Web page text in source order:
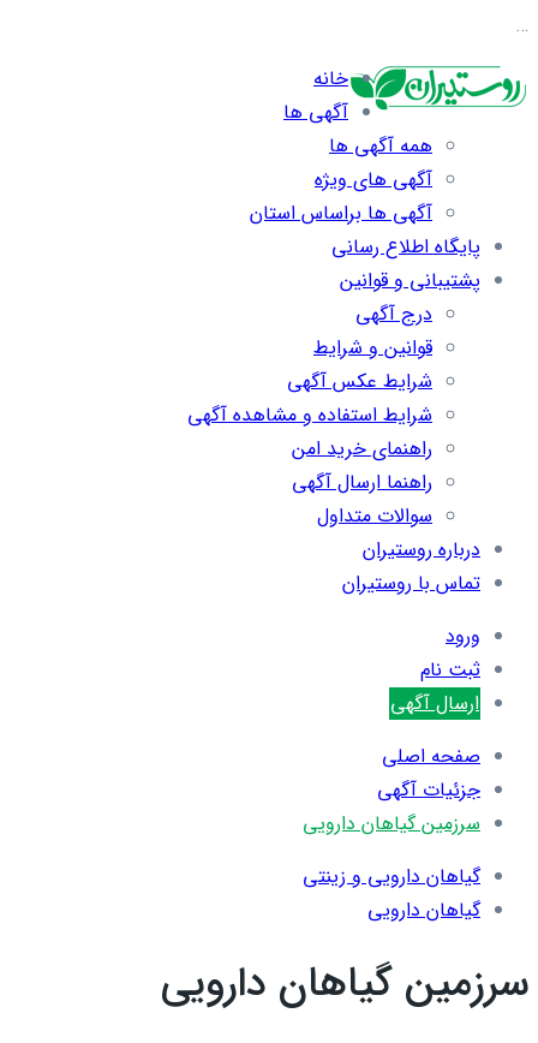
…
خانه
آگهی ها
همه آگهی ها
آگهی های ویژه
آگهی ها براساس استان
پایگاه اطلاع رسانی
پشتیبانی و قوانین
درج آگهی
قوانین و شرایط
شرایط عکس آگهی
شرایط استفاده و مشاهده آگهی
راهنمای خرید امن
راهنما ارسال آگهی
سوالات متداول
درباره روستیران
تماس با روستیران
ورود
ثبت نام
ارسال آگهی
صفحه اصلی
جزئیات آگهی
سرزمین گیاهان دارویی
گیاهان دارویی و زینتی
گیاهان دارویی
سرزمین گیاهان دارویی